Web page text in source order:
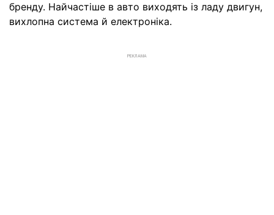
бренду. Найчастіше в авто виходять із ладу двигун,
вихлопна система й електроніка.
РЕКЛАМА